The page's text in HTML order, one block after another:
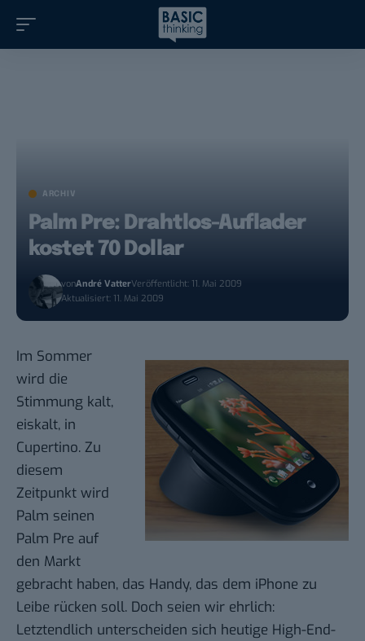
ARCHIV
Palm Pre: Drahtlos-Auflader
kostet 70 Dollar
vonAndré VatterVeröffentlicht: 11. Mai 2009
Aktualisiert: 11. Mai 2009
Im Sommer
wird die
Stimmung kalt,
eiskalt, in
Cupertino. Zu
diesem
Zeitpunkt wird
Palm seinen
Palm Pre auf
den Markt
gebracht haben, das Handy, das dem iPhone zu
Leibe rücken soll. Doch seien wir ehrlich:
Letztendlich unterscheiden sich heutige High-End-